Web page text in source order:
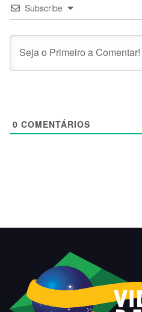
Subscribe
0 COMENTÁRIOS